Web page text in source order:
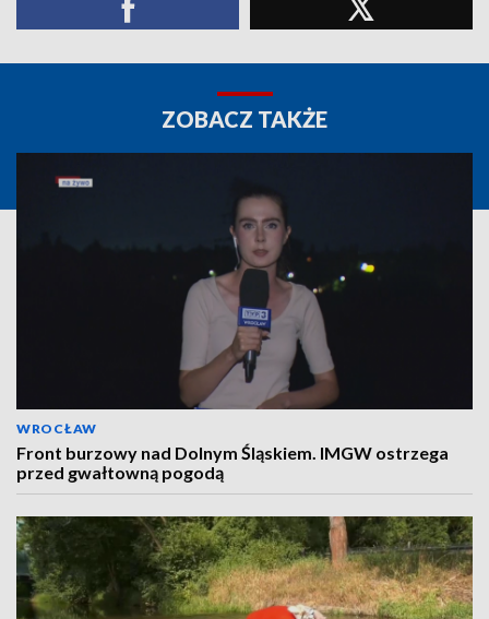
ZOBACZ TAKŻE
WROCŁAW
Front burzowy nad Dolnym Śląskiem. IMGW ostrzega
przed gwałtowną pogodą